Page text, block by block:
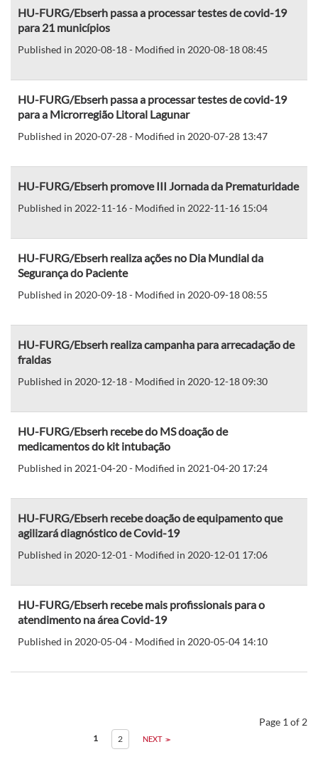
HU-FURG/Ebserh passa a processar testes de covid-19
para 21 municípios
Published in 2020-08-18 - Modified in 2020-08-18 08:45
HU-FURG/Ebserh passa a processar testes de covid-19
para a Microrregião Litoral Lagunar
Published in 2020-07-28 - Modified in 2020-07-28 13:47
HU-FURG/Ebserh promove III Jornada da Prematuridade
Published in 2022-11-16 - Modified in 2022-11-16 15:04
HU-FURG/Ebserh realiza ações no Dia Mundial da
Segurança do Paciente
Published in 2020-09-18 - Modified in 2020-09-18 08:55
HU-FURG/Ebserh realiza campanha para arrecadação de
fraldas
Published in 2020-12-18 - Modified in 2020-12-18 09:30
HU-FURG/Ebserh recebe do MS doação de
medicamentos do kit intubação
Published in 2021-04-20 - Modified in 2021-04-20 17:24
HU-FURG/Ebserh recebe doação de equipamento que
agilizará diagnóstico de Covid-19
Published in 2020-12-01 - Modified in 2020-12-01 17:06
HU-FURG/Ebserh recebe mais profissionais para o
atendimento na área Covid-19
Published in 2020-05-04 - Modified in 2020-05-04 14:10
Page 1 of 2
1 2 NEXT